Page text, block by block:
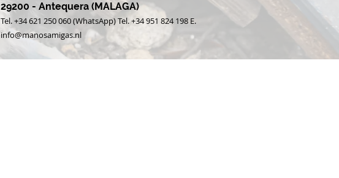
29200 - Antequera (MALAGA)
Tel. +34 621 250 060 (WhatsApp) Tel. +34 951 824 198 E.
info@manosamigas.nl